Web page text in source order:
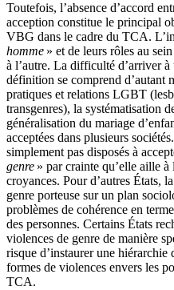
Toutefois, l’absence d’accord
acception constitue le principal
VBG dans le cadre du TCA.
homme » et de leurs rôles au
à l’autre. La difficulté d’arriver
définition se comprend d’autant
pratiques et relations LGBT
transgenres), la systématisation
généralisation du mariage
acceptées dans plusieurs
simplement pas disposés à
genre » par crainte qu’elle aille à
croyances. Pour d’autres États,
genre porteuse sur un plan
problèmes de cohérence en
des personnes. Certains États
violences de genre de manière
risque d’instaurer une hiérarchie
formes de violences envers les
TCA.